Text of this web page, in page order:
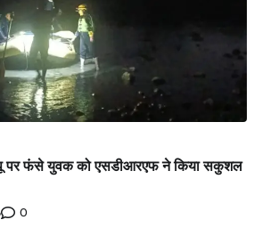
पर फंसे युवक को एसडीआरएफ ने किया सकुशल
0